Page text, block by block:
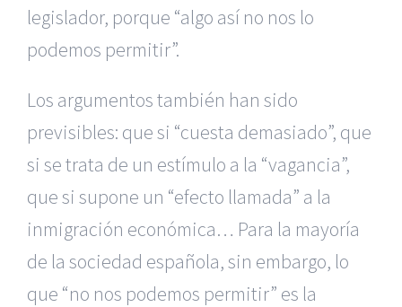
legislador, porque “algo así no nos lo
podemos permitir”.
Los argumentos también han sido
previsibles: que si “cuesta demasiado”, que
si se trata de un estímulo a la “vagancia”,
que si supone un “efecto llamada” a la
inmigración económica… Para la mayoría
de la sociedad española, sin embargo, lo
que “no nos podemos permitir” es la